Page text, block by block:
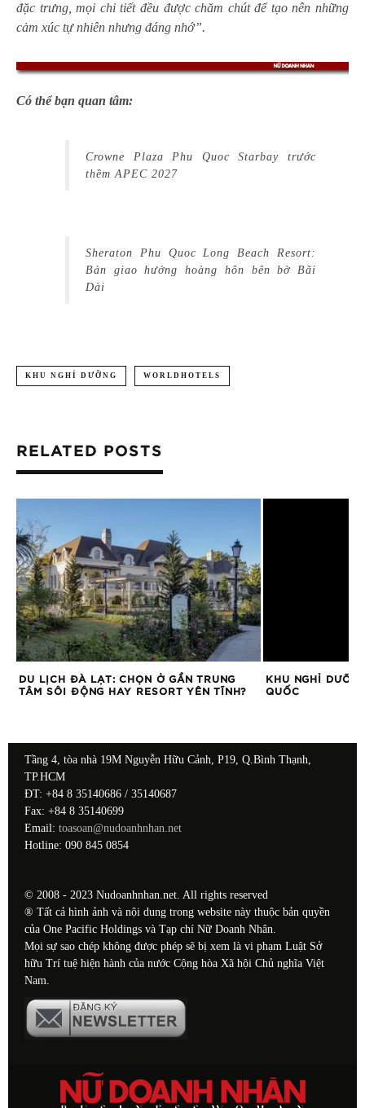
đặc trưng, mọi chi tiết đều được chăm chút để tạo nên những
cảm xúc tự nhiên nhưng đáng nhớ”.
Có thể bạn quan tâm:
Crowne Plaza Phu Quoc Starbay trước
thềm APEC 2027
Sheraton Phu Quoc Long Beach Resort:
Bản giao hưởng hoàng hôn bên bờ Bãi
Dài
KHU NGHỈ DƯỠNG WORLDHOTELS
RELATED POSTS
DU LỊCH ĐÀ LẠT: CHỌN Ở GẦN TRUNG
TÂM SÔI ĐỘNG HAY RESORT YÊN TĨNH?
KHU NGHỈ
QUỐC
Tầng 4, tòa nhà 19M Nguyễn Hữu Cảnh, P19, Q.Bình Thạnh,
TP.HCM
ĐT: +84 8 35140686 / 35140687
Fax: +84 8 35140699
Email: toasoan@nudoanhnhan.net
Hotline: 090 845 0854
© 2008 - 2023 Nudoanhnhan.net. All rights reserved
® Tất cả hình ảnh và nội dung trong website này thuộc bản quyền
của One Pacific Holdings và Tạp chí Nữ Doanh Nhân.
Mọi sự sao chép không được phép sẽ bị xem là vi phạm Luật Sở
hữu Trí tuệ hiện hành của nước Cộng hòa Xã hội Chủ nghĩa Việt
Nam.